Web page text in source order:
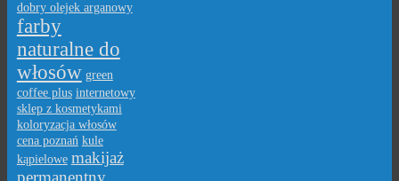
dobry olejek arganowy
farby
naturalne do
włosów green
coffee plus internetowy
sklep z kosmetykami
koloryzacja włosów
cena poznań kule
kąpielowe makijaż
permanentny